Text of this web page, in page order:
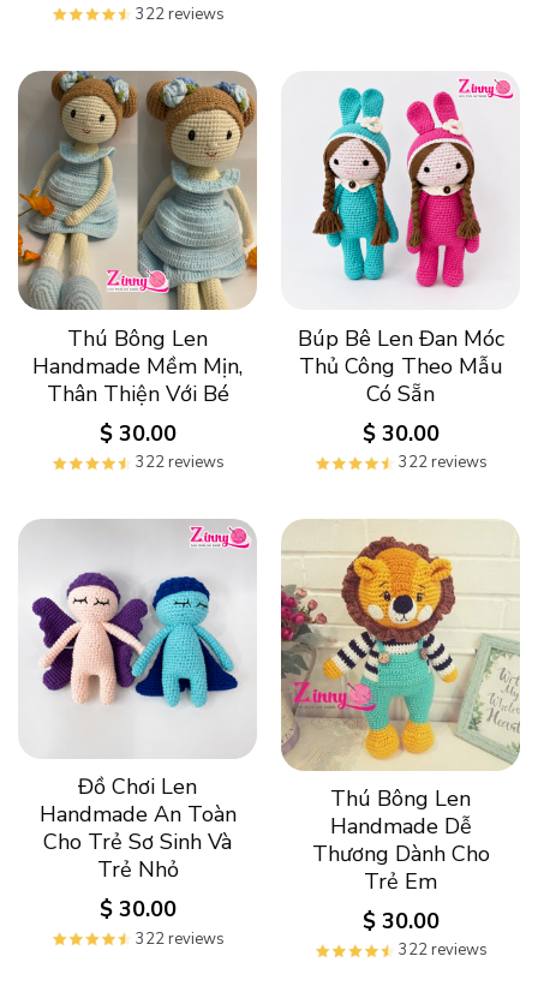
322 reviews
Thú Bông Len
Handmade Mềm Mịn,
Thân Thiện Với Bé
$30.00
322 reviews
Búp Bê Len Đan Móc
Thủ Công Theo Mẫu
Có Sẵn
$30.00
322 reviews
Đồ Chơi Len
Handmade An Toàn
Cho Trẻ Sơ Sinh Và
Trẻ Nhỏ
$30.00
322 reviews
Thú Bông Len
Handmade Dễ
Thương Dành Cho
Trẻ Em
$30.00
322 reviews